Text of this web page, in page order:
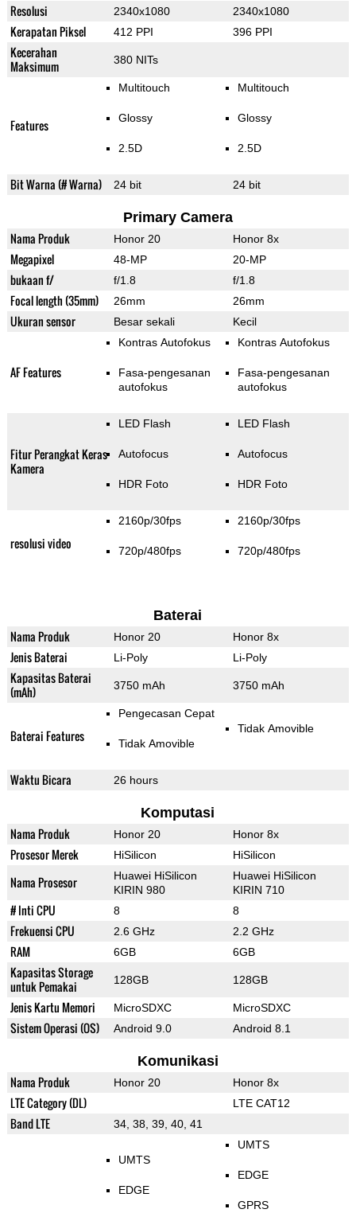
Resolusi 2340x1080 2340x1080
Kerapatan Piksel 412 PPI 396 PPI
Kecerahan
Maksimum
380 NITs
Features
Multitouch
Glossy
2.5D
Multitouch
Glossy
2.5D
Bit Warna (# Warna) 24 bit 24 bit
Primary Camera
Nama Produk Honor 20 Honor 8x
Megapixel 48-MP 20-MP
bukaan f/ f/1.8 f/1.8
Focal length (35mm) 26mm 26mm
Ukuran sensor Besar sekali Kecil
AF Features
Kontras Autofokus
Fasa-pengesanan
autofokus
Kontras Autofokus
Fasa-pengesanan
autofokus
Fitur Perangkat Keras
Kamera
LED Flash
Autofocus
HDR Foto
LED Flash
Autofocus
HDR Foto
resolusi video
2160p/30fps
720p/480fps
2160p/30fps
720p/480fps
Baterai
Nama Produk Honor 20 Honor 8x
Jenis Baterai Li-Poly Li-Poly
Kapasitas Baterai
(mAh)
3750 mAh 3750 mAh
Baterai Features
Pengecasan Cepat
Tidak Amovible
Tidak Amovible
Waktu Bicara 26 hours
Komputasi
Nama Produk Honor 20 Honor 8x
Prosesor Merek HiSilicon HiSilicon
Nama Prosesor
Huawei HiSilicon
KIRIN 980
Huawei HiSilicon
KIRIN 710
# Inti CPU 8 8
Frekuensi CPU 2.6 GHz 2.2 GHz
RAM 6GB 6GB
Kapasitas Storage
untuk Pemakai
128GB 128GB
Jenis Kartu Memori MicroSDXC MicroSDXC
Sistem Operasi (OS) Android 9.0 Android 8.1
Komunikasi
Nama Produk Honor 20 Honor 8x
LTE Category (DL) LTE CAT12
Band LTE 34, 38, 39, 40, 41
UMTS
EDGE
UMTS
EDGE
GPRS